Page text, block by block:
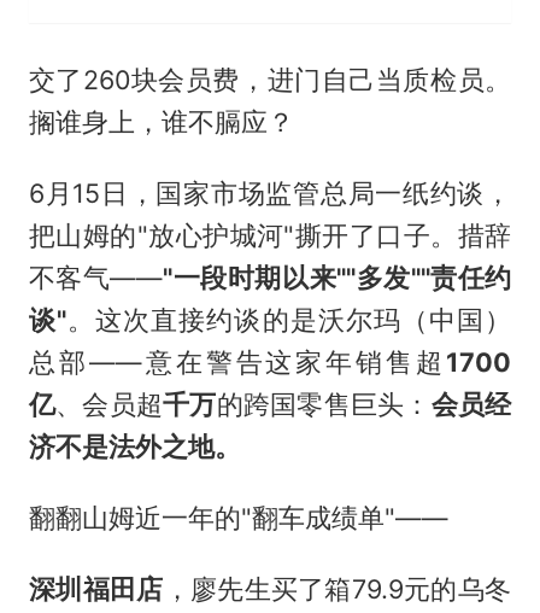
交了260块会员费，进门自己当质检员。
搁谁身上，谁不膈应？
6月15日，国家市场监管总局一纸约谈，
把山姆的"放心护城河"撕开了口子。措辞
不客气——"一段时期以来""多发""责任约
谈"。这次直接约谈的是沃尔玛（中国）
总部——意在警告这家年销售超 1700
亿、会员超千万的跨国零售巨头： 会员经
济不是法外之地。
翻翻山姆近一年的"翻车成绩单"——
深圳福田店 ，廖先生买了箱79.9元的乌冬